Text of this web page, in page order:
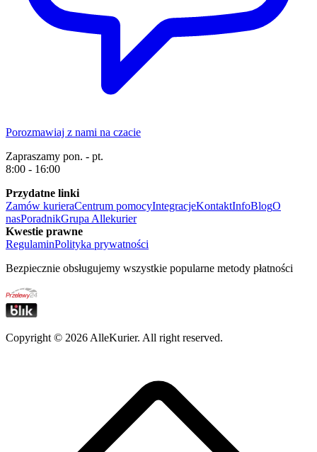
Porozmawiaj z nami na czacie
Zapraszamy pon. - pt.
8:00 - 16:00
Przydatne linki
Zamów kurieraCentrum pomocyIntegracjeKontaktInfoBlogO
nasPoradnikGrupa Allekurier
Kwestie prawne
RegulaminPolityka prywatności
Bezpiecznie obsługujemy wszystkie popularne metody płatności
Copyright © 2026 AlleKurier. All right reserved.